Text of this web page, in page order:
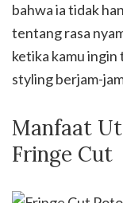
bahwa ia tidak
tentang rasa
ketika kamu
styling berjam-
Manfaat
Fringe Cut